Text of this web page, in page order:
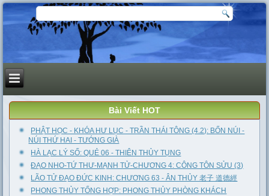
Bài Viết HOT
PHẬT HỌC - KHÓA HƯ LỤC - TRẦN THÁI TÔNG (4.2): BỐN NÚI -
NÚI THỨ HAI - TƯỚNG GIÀ
HÀ LẠC LÝ SỐ: QUẺ 06 - THIÊN THỦY TỤNG
ĐẠO NHO-TỨ THƯ-MẠNH TỬ-CHƯƠNG 4: CÔNG TÔN SỬU (3)
LÃO TỬ ĐẠO ĐỨC KINH: CHƯƠNG 63 - ÂN THỦY 老子 道德經
PHONG THỦY TỔNG HỢP: PHONG THỦY PHÒNG KHÁCH